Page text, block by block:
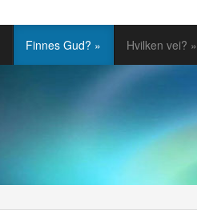
Finnes Gud? » Hvilken vei? »